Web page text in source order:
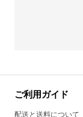
ご利用ガイド
配送と送料について